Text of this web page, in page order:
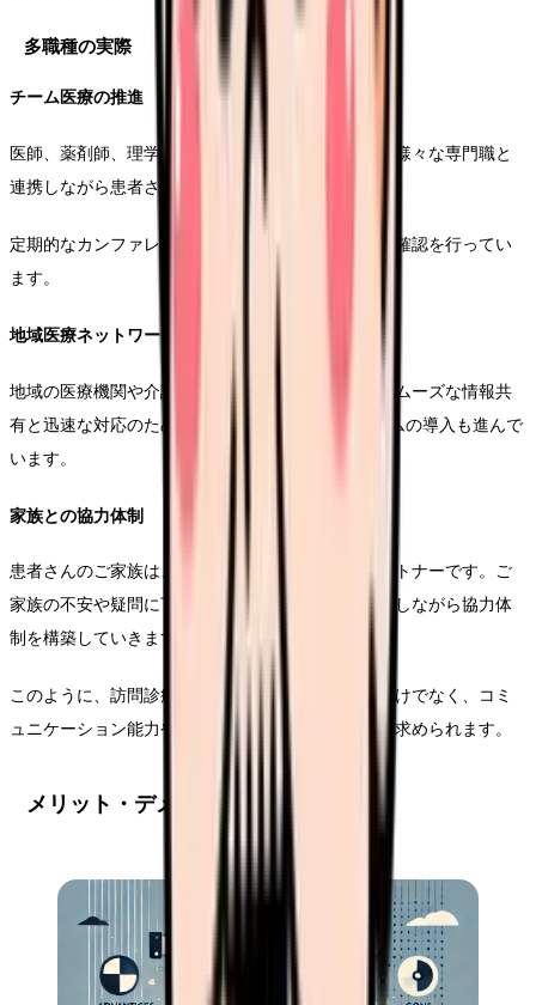
多職種の実際
チーム医療の推進
医師、薬剤師、理学療法士、介護支援専門員など、様々な専門職と
連携しながら患者さんのケアを行っております。
定期的なカンファレンスで、情報共有と治療方針の確認を行ってい
ます。
地域医療ネットワークの活用
地域の医療機関や介護施設との連携は重要です。スムーズな情報共
有と迅速な対応のため、ICTを活用した連携システムの導入も進んで
います。
家族との協力体制
患者さんのご家族は、在宅医療における重要なパートナーです。ご
家族の不安や疑問に丁寧に対応し、信頼関係を見通しながら協力体
制を構築していきます。
このように、訪問診療看護師の仕事は、医療技術だけでなく、コミ
ュニケーション能力や判断力など、幅広くスキルが求められます。
メリット・デメリット